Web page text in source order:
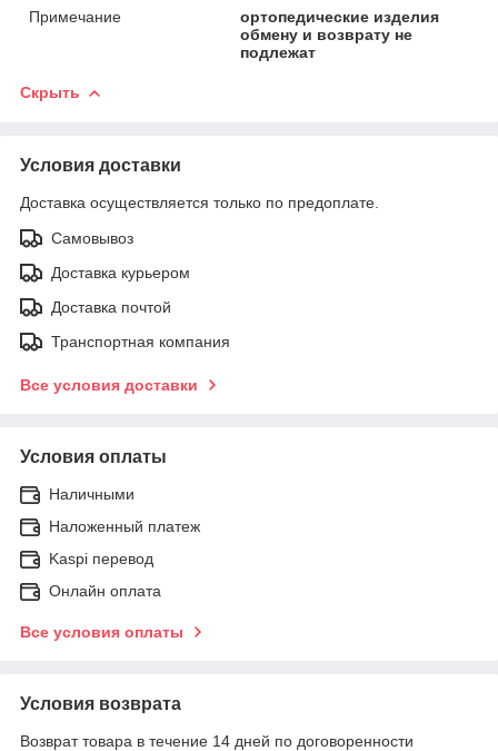
Примечание
ортопедические изделия
обмену и возврату не
подлежат
Скрыть
Условия доставки
Доставка осуществляется только по предоплате.
Самовывоз
Доставка курьером
Доставка почтой
Транспортная компания
Все условия доставки
Условия оплаты
Наличными
Наложенный платеж
Kaspi перевод
Онлайн оплата
Все условия оплаты
Условия возврата
Возврат товара в течение 14 дней по договоренности